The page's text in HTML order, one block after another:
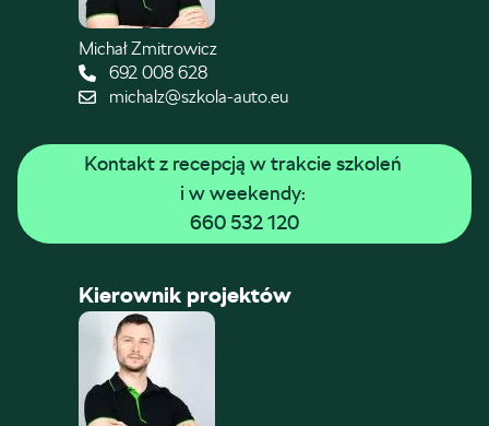
Michał Zmitrowicz
692 008 628
michalz@szkola-auto.eu
Kontakt z recepcją w trakcie szkoleń
i w weekendy:
660 532 120
Kierownik projektów